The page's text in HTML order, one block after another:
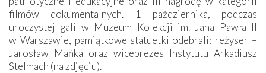
filmów dokumentalnych. 1 października, podczas
uroczystej gali w Muzeum Kolekcji im. Jana Pawła II
w Warszawie, pamiątkowe statuetki odebrali: reżyser –
Jarosław Mańka oraz wiceprezes Instytutu Arkadiusz
Stelmach (na zdjęciu).